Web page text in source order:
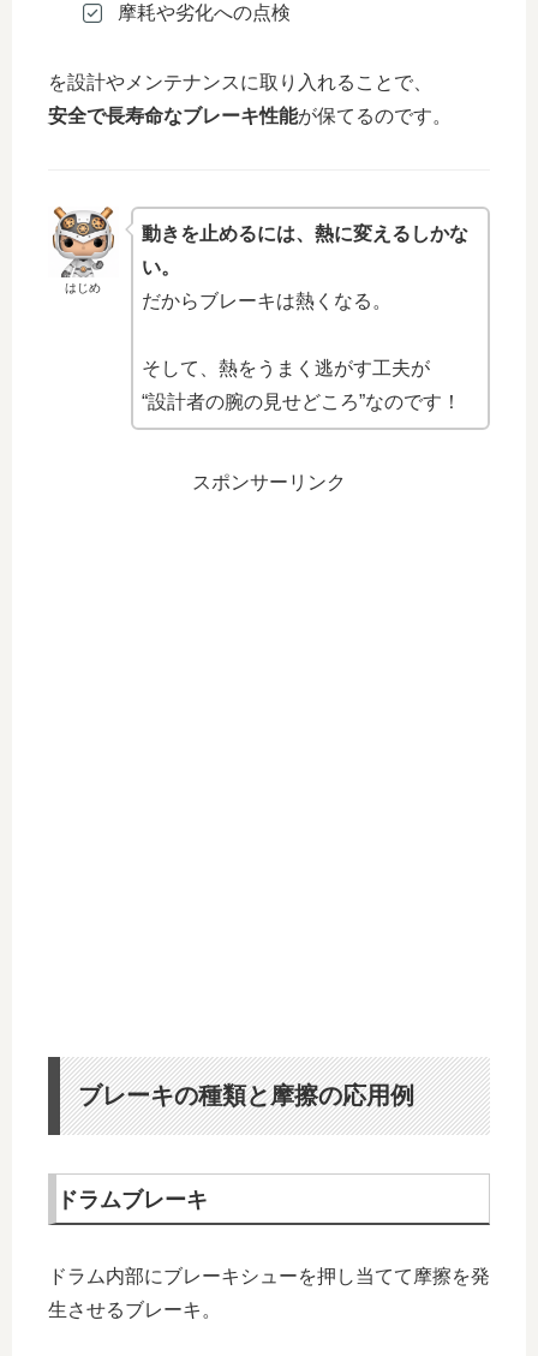
摩耗や劣化への点検
を設計やメンテナンスに取り入れることで、
安全で長寿命なブレーキ性能が保てるのです。
はじめ
動きを止めるには、熱に変えるしかな
い。
だからブレーキは熱くなる。
そして、熱をうまく逃がす工夫が
“設計者の腕の見せどころ”なのです！
スポンサーリンク
ブレーキの種類と摩擦の応用例
ドラムブレーキ
ドラム内部にブレーキシューを押し当てて摩擦を発
生させるブレーキ。